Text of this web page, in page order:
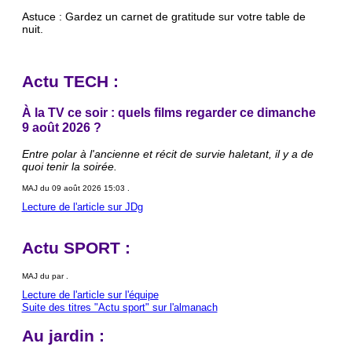
Astuce : Gardez un carnet de gratitude sur votre table de
nuit.
Actu TECH :
À la TV ce soir : quels films regarder ce dimanche
9 août 2026 ?
Entre polar à l'ancienne et récit de survie haletant, il y a de
quoi tenir la soirée.
MAJ du 09 août 2026 15:03 .
Lecture de l'article sur JDg
Actu SPORT :
MAJ du par .
Lecture de l'article sur l'équipe
Suite des titres "Actu sport" sur l'almanach
Au jardin :